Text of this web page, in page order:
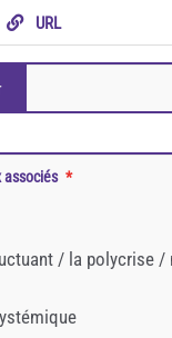
URL
associés
/ la polycrise /